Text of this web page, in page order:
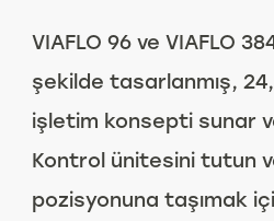
VIAFLO 96 ve VIAFLO
şekilde tasarlanmış,
işletim konsepti sunar
Kontrol ünitesini tutun
pozisyonuna taşımak